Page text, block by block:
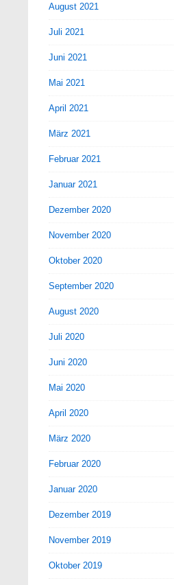
August 2021
Juli 2021
Juni 2021
Mai 2021
April 2021
März 2021
Februar 2021
Januar 2021
Dezember 2020
November 2020
Oktober 2020
September 2020
August 2020
Juli 2020
Juni 2020
Mai 2020
April 2020
März 2020
Februar 2020
Januar 2020
Dezember 2019
November 2019
Oktober 2019